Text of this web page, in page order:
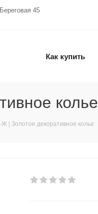
45
Как купить
колье
| Золотое декоративное колье